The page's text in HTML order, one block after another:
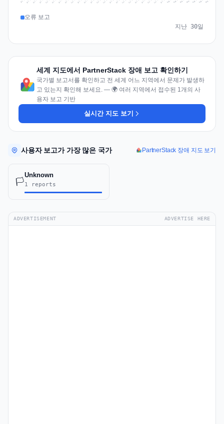
Jul 9 Jul 10 Jul 11 Jul 12 Jul 13 Jul 14 Jul 15 Jul 16 Jul 17 Jul 18 Jul 19 Jul 20 Jul 21 Jul 22 Jul 23 Jul 24 Jul 25 Jul 26 Jul 27 Jul 28 Jul 29 Jul 30 Jul 31 Aug 1 Aug 2 Aug 3 Aug 4 Aug 5 Aug 6 Aug 7
오류 보고
지난 30일
세계 지도에서 PartnerStack 장애 보고 확인하기
국가별 보고서를 확인하고 전 세계 어느 지역에서 문제가 발생하
고 있는지 확인해 보세요. — 🌍 여러 지역에서 접수된 1개의 사
용자 보고 기반
실시간 지도 보기
사용자 보고가 가장 많은 국가 PartnerStack 장애 지도 보기
🏳️
Unknown
1 reports
ADVERTISEMENT ADVERTISE HERE